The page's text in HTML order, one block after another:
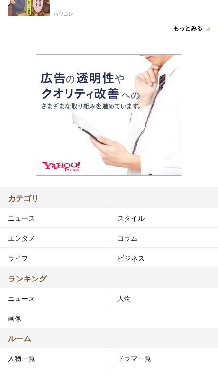
ハウコレ
もっとみる
カテゴリ
ニュース スタイル
エンタメ コラム
ライフ ビジネス
ランキング
ニュース 人物
画像
ルーム
人物一覧 ドラマ一覧